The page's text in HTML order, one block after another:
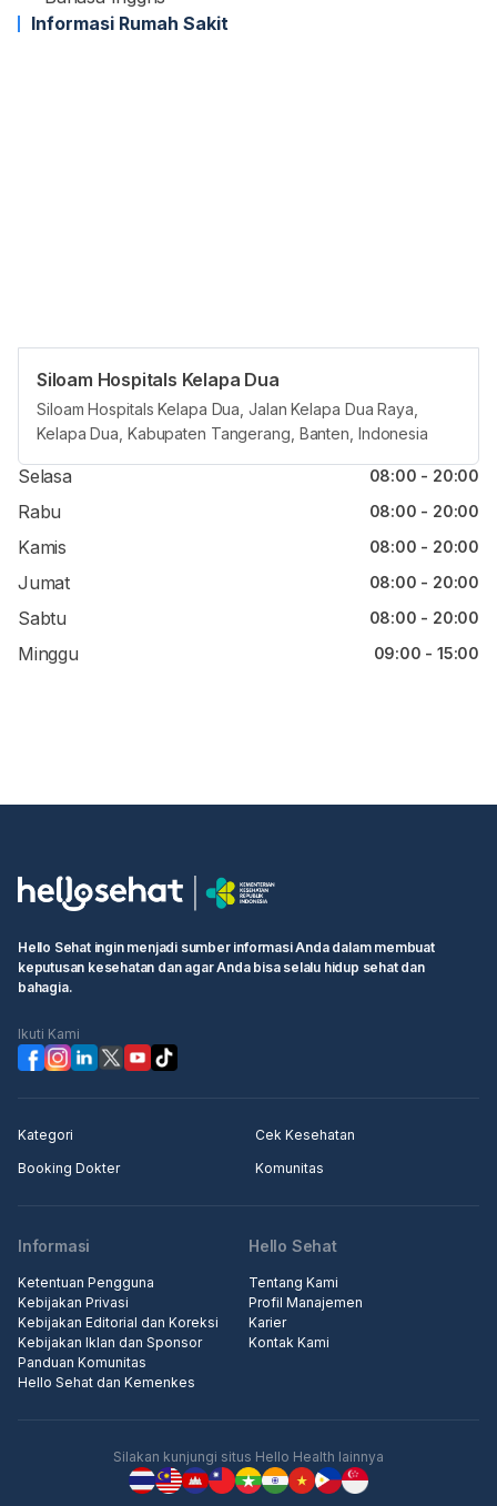
Informasi Rumah Sakit
Siloam Hospitals Kelapa Dua
Siloam Hospitals Kelapa Dua, Jalan Kelapa Dua Raya,
Kelapa Dua, Kabupaten Tangerang, Banten, Indonesia
Jam reguler
Senin 08:00 - 20:00
Selasa 08:00 - 20:00
Rabu 08:00 - 20:00
Kamis 08:00 - 20:00
Jumat 08:00 - 20:00
Sabtu 08:00 - 20:00
Minggu 09:00 - 15:00
Hello Sehat ingin menjadi sumber informasi Anda dalam membuat
keputusan kesehatan dan agar Anda bisa selalu hidup sehat dan
bahagia.
Ikuti Kami
Kategori
Cek Kesehatan
Booking Dokter
Komunitas
Informasi
Ketentuan Pengguna
Kebijakan Privasi
Kebijakan Editorial dan Koreksi
Kebijakan Iklan dan Sponsor
Panduan Komunitas
Hello Sehat dan Kemenkes
Hello Sehat
Tentang Kami
Profil Manajemen
Karier
Kontak Kami
Silakan kunjungi situs Hello Health lainnya